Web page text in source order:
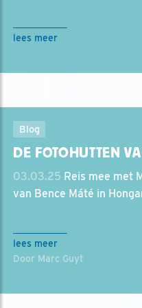
lees meer
Blog
DE FOTOHUTTEN
03.03.25 Reis mee met
van Bence Máté in
lees meer
Door Marc Guyt